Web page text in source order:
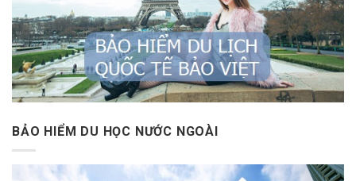
BẢO HIỂM DU HỌC NƯỚC NGOÀI